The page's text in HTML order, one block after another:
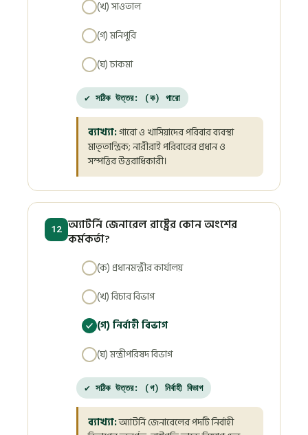
(খ) সাওতাল
(গ) মনিপুরি
(ঘ) চাকমা
✔ সঠিক উত্তর: (ক) গারো
ব্যাখ্যা:গারো ও খাসিয়াদের পরিবার ব্যবস্থা
মাতৃতান্ত্রিক; নারীরাই পরিবারের প্রধান ও
সম্পত্তির উত্তরাধিকারী।
12 অ্যাটর্নি জেনারেল রাষ্ট্রের কোন অংশের
কর্মকর্তা?
(ক) প্রধানমন্ত্রীর কার্যালয়
(খ) বিচার বিভাগ
(গ) নির্বাহী বিভাগ
(ঘ) মন্ত্রীপরিষদ বিভাগ
✔ সঠিক উত্তর: (গ) নির্বাহী বিভাগ
ব্যাখ্যা:অ্যাটর্নি জেনারেলের পদটি নির্বাহী